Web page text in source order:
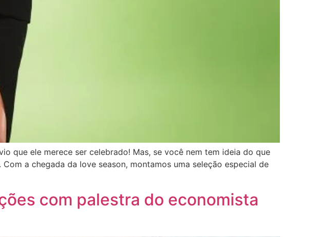
que ele merece ser celebrado! Mas, se você nem tem ideia do que
a chegada da love season, montamos uma seleção especial de
com palestra do economista